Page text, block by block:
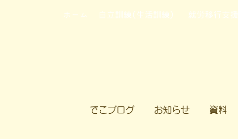
ホーム 自立訓練(生活訓練) 就労移行支援
でこブログ お知らせ 資料